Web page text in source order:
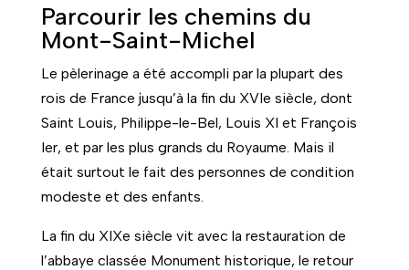
Parcourir les chemins du
Mont-Saint-Michel
Le pèlerinage a été accompli par la plupart des
rois de France jusqu’à la fin du XVIe siècle, dont
Saint Louis, Philippe-le-Bel, Louis XI et François
Ier, et par les plus grands du Royaume. Mais il
était surtout le fait des personnes de condition
modeste et des enfants.
La fin du XIXe siècle vit avec la restauration de
l’abbaye classée Monument historique, le retour